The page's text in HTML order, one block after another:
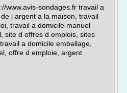
www.avis-sondages.fr travail a
l argent a la maison, travail
travail a domicile manuel
site d offres d emplois, sites
a domicile emballage,
offre d emploie, argent